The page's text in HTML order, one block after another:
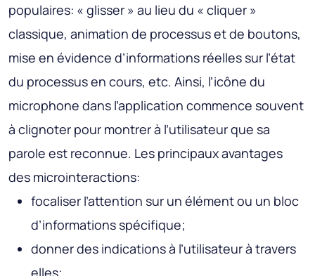
populaires: « glisser » au lieu du « cliquer »
classique, animation de processus et de boutons,
mise en évidence d’informations réelles sur l’état
du processus en cours, etc. Ainsi, l’icône du
microphone dans l’application commence souvent
à clignoter pour montrer à l’utilisateur que sa
parole est reconnue. Les principaux avantages
des microinteractions:
focaliser l’attention sur un élément ou un bloc
d’informations spécifique;
donner des indications à l’utilisateur à travers
elles;